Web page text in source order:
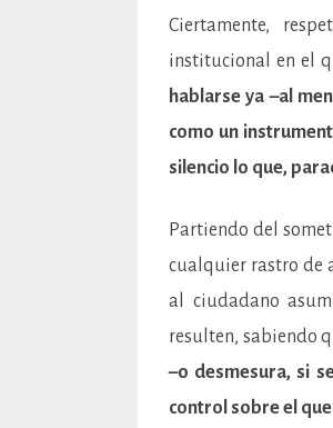
Ciertamente,
institucional en el
hablarse ya –al
como un
silencio lo que,
Partiendo del
cualquier rastro de
al ciudadano
resulten, sabiendo
–o desmesura, si
control sobre el